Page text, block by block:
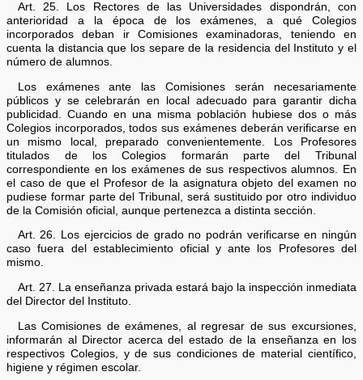
Art. 25. Los Rectores de las Universidades dispondrán, con
anterioridad a la época de los exámenes, a qué Colegios
incorporados deban ir Comisiones examinadoras, teniendo en
cuenta la distancia que los separe de la residencia del Instituto y el
número de alumnos.
Los exámenes ante las Comisiones serán necesariamente
públicos y se celebrarán en local adecuado para garantir dicha
publicidad. Cuando en una misma población hubiese dos o más
Colegios incorporados, todos sus exámenes deberán verificarse en
un mismo local, preparado convenientemente. Los Profesores
titulados de los Colegios formarán parte del Tribunal
correspondiente en los exámenes de sus respectivos alumnos. En
el caso de que el Profesor de la asignatura objeto del examen no
pudiese formar parte del Tribunal, será sustituido por otro individuo
de la Comisión oficial, aunque pertenezca a distinta sección.
Art. 26. Los ejercicios de grado no podrán verificarse en ningún
caso fuera del establecimiento oficial y ante los Profesores del
mismo.
Art. 27. La enseñanza privada estará bajo la inspección inmediata
del Director del Instituto.
Las Comisiones de exámenes, al regresar de sus excursiones,
informarán al Director acerca del estado de la enseñanza en los
respectivos Colegios, y de sus condiciones de material científico,
higiene y régimen escolar.